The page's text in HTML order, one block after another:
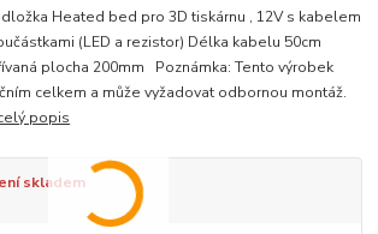
Heated bed pro 3D tiskárnu , 12V s kabelem
(LED a rezistor) Délka kabelu 50cm
plocha 200mm Poznámka: Tento výrobek
celkem a může vyžadovat odbornou montáž.
popis
skladem